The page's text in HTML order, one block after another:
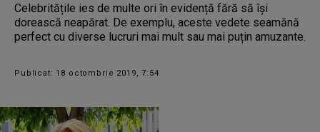
Celebritățile ies de multe ori în evidență fără să îşi
dorească neapărat. De exemplu, aceste vedete seamănă
perfect cu diverse lucruri mai mult sau mai puțin amuzante.
Publicat: 18 octombrie 2019, 7:54